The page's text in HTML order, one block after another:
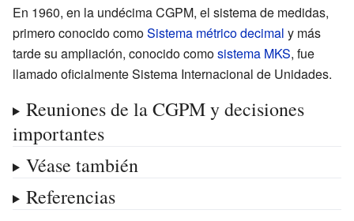
En 1960, en la undécima CGPM, el sistema de medidas,
primero conocido comoSistema métrico decimal y más
tarde su ampliación, conocido comosistema MKS, fue
llamado oficialmente Sistema Internacional de Unidades.
Reuniones de la CGPM y decisiones
importantes
Véase también
Referencias